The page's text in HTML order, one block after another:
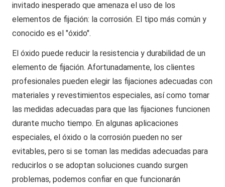
invitado inesperado que amenaza el uso de los
elementos de fijación: la corrosión. El tipo más común y
conocido es el "óxido".
El óxido puede reducir la resistencia y durabilidad de un
elemento de fijación. Afortunadamente, los clientes
profesionales pueden elegir las fijaciones adecuadas con
materiales y revestimientos especiales, así como tomar
las medidas adecuadas para que las fijaciones funcionen
durante mucho tiempo. En algunas aplicaciones
especiales, el óxido o la corrosión pueden no ser
evitables, pero si se toman las medidas adecuadas para
reducirlos o se adoptan soluciones cuando surgen
problemas, podemos confiar en que funcionarán